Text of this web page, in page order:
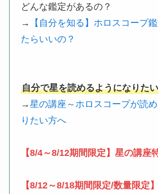
どんな鑑定があるの？
→
【自分を知る】ホロスコープ
たらいいの？
自分で星を読めるようになりた
→星の講座～ホロスコープが読
りたい方へ
【8/4～8/12期間限定】星の講座
【8/12～8/18期間限定/数量限定